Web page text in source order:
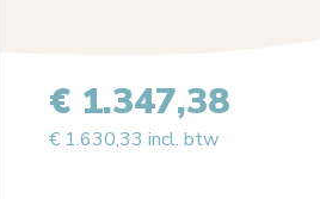
€ 1.347,38
€ 1.630,33 incl. btw